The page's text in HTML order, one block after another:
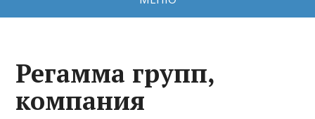
Регамма групп,
компания